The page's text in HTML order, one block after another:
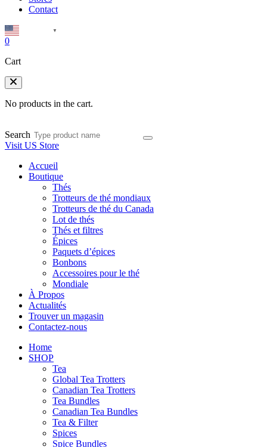
Contact
▼
0
Cart
No products in the cart.
Search
Visit US Store
Accueil
Boutique
Thés
Trotteurs de thé mondiaux
Trotteurs de thé du Canada
Lot de thés
Thés et filtres
Épices
Paquets d’épices
Bonbons
Accessoires pour le thé
Mondiale
À Propos
Actualités
Trouver un magasin
Contactez-nous
Home
SHOP
Tea
Global Tea Trotters
Canadian Tea Trotters
Tea Bundles
Canadian Tea Bundles
Tea & Filter
Spices
Spice Bundles